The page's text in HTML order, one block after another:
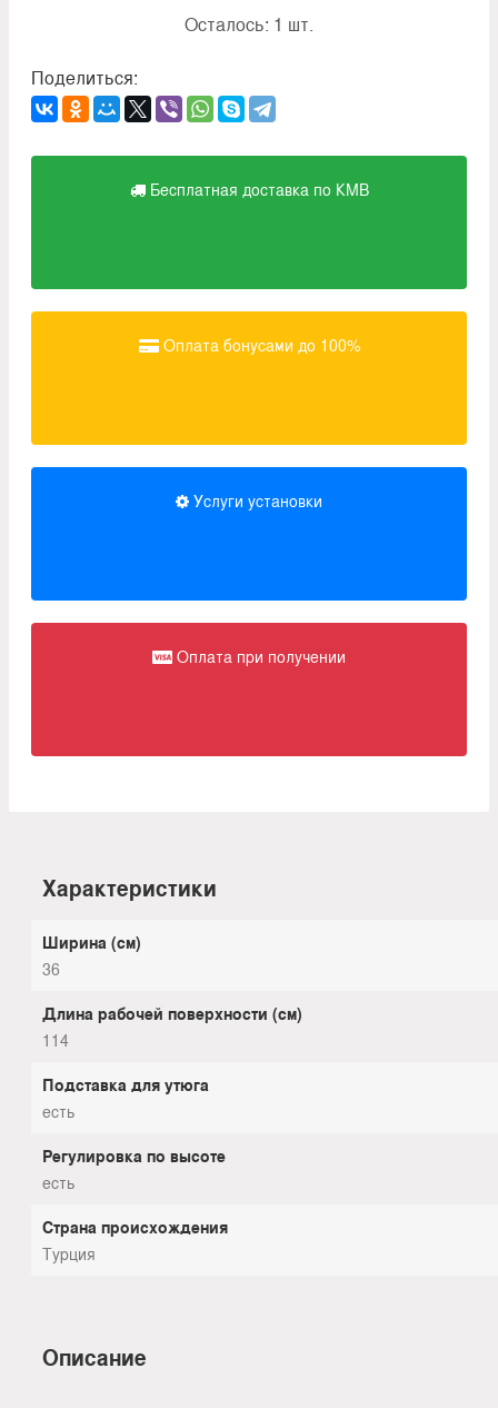
Осталось: 1 шт.
Поделиться:
Бесплатная доставка по КМВ
Оплата бонусами до 100%
Услуги установки
Оплата при получении
Характеристики
Ширина (см)
36
Длина рабочей поверхности (см)
114
Подставка для утюга
есть
Регулировка по высоте
есть
Страна происхождения
Турция
Описание